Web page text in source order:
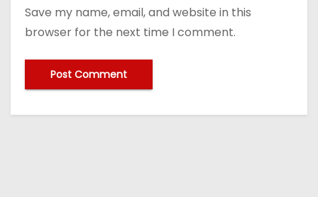
Save my name, email, and website in this
browser for the next time I comment.